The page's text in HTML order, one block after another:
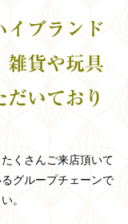
イブランド
雑貨や玩具
だいており
くさんご来店頂いて
グループチェーンで
。